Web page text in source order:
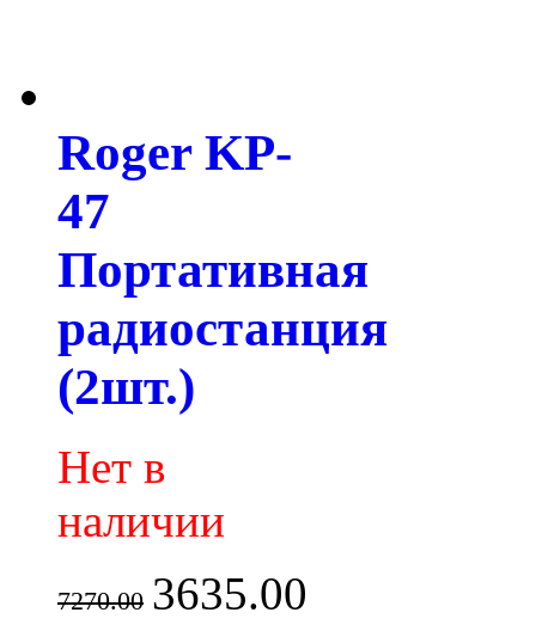
Roger KP-
47
Портативная
радиостанция
(2шт.)
Нет в
наличии
7270.00 3635.00